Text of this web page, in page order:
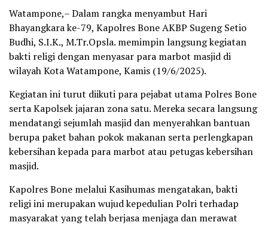
Watampone,– Dalam rangka menyambut Hari
Bhayangkara ke-79, Kapolres Bone AKBP Sugeng Setio
Budhi, S.I.K., M.Tr.Opsla. memimpin langsung kegiatan
bakti religi dengan menyasar para marbot masjid di
wilayah Kota Watampone, Kamis (19/6/2025).
Kegiatan ini turut diikuti para pejabat utama Polres Bone
serta Kapolsek jajaran zona satu. Mereka secara langsung
mendatangi sejumlah masjid dan menyerahkan bantuan
berupa paket bahan pokok makanan serta perlengkapan
kebersihan kepada para marbot atau petugas kebersihan
masjid.
Kapolres Bone melalui Kasihumas mengatakan, bakti
religi ini merupakan wujud kepedulian Polri terhadap
masyarakat yang telah berjasa menjaga dan merawat